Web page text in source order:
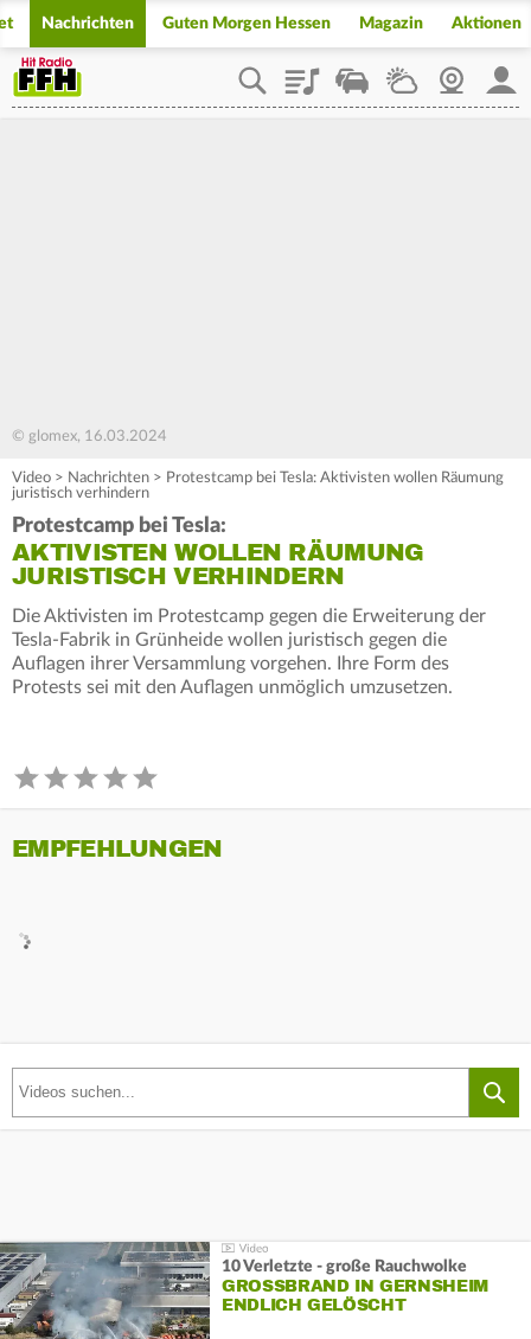
Nachrichten Guten Morgen Hessen Magazin Aktionen
PlaylistStaupilotWetterWebcam
© glomex, 16.03.2024
Video > Nachrichten > Protestcamp bei Tesla: Aktivisten wollen Räumung
juristisch verhindern
Protestcamp bei Tesla:
AKTIVISTEN WOLLEN RÄUMUNG
JURISTISCH VERHINDERN
Die Aktivisten im Protestcamp gegen die Erweiterung der
Tesla-Fabrik in Grünheide wollen juristisch gegen die
Auflagen ihrer Versammlung vorgehen. Ihre Form des
Protests sei mit den Auflagen unmöglich umzusetzen.
EMPFEHLUNGEN
10 Verletzte - große Rauchwolke
GROSSBRAND IN GERNSHEIM E
NDLICH GELÖSCHT